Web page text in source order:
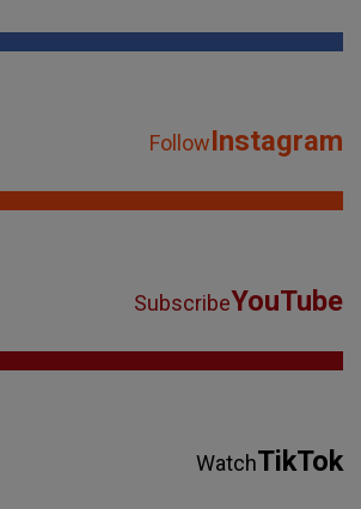
FollowInstagram
SubscribeYouTube
WatchTikTok